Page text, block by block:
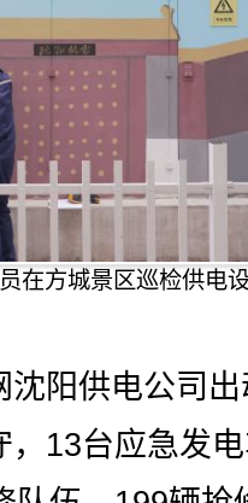
在方城景区巡检供电
阳供电公司出
，13台应急发